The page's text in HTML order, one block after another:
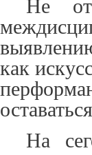
Не
как
На